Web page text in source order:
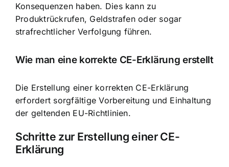
Konsequenzen haben. Dies kann zu
Produktrückrufen, Geldstrafen oder sogar
strafrechtlicher Verfolgung führen.
Wie man eine korrekte CE-Erklärung erstellt
Die Erstellung einer korrekten CE-Erklärung
erfordert sorgfältige Vorbereitung und Einhaltung
der geltenden EU-Richtlinien.
Schritte zur Erstellung einer CE-
Erklärung